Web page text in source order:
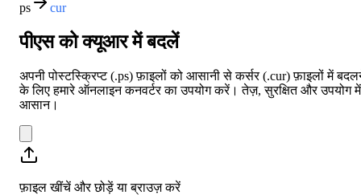
ps cur
पीएस को क्यूआर में बदलें
अपनी पोस्टस्क्रिप्ट (.ps) फ़ाइलों को आसानी से कर्सर (.cur) फ़ाइलों में
के लिए हमारे ऑनलाइन कनवर्टर का उपयोग करें। तेज़, सुरक्षित और उपयोग में
आसान।
फ़ाइल खींचें और छोड़ें या ब्राउज़ करें